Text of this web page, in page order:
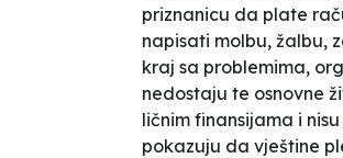
priznanicu da plate
napisati molbu, žalbu,
kraj sa problemima,
nedostaju te osnovne
ličnim finansijama i
pokazuju da vještine